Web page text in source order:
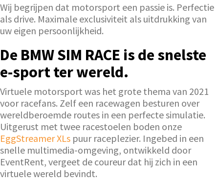
Wij begrijpen dat motorsport een passie is. Perfectie
als drive. Maximale exclusiviteit als uitdrukking van
uw eigen persoonlijkheid.
De BMW SIM RACE is de snelste
e-sport ter wereld.
Virtuele motorsport was het grote thema van 2021
voor racefans. Zelf een racewagen besturen over
wereldberoemde routes in een perfecte simulatie.
Uitgerust met twee racestoelen boden onze
EggStreamer XLs puur raceplezier. Ingebed in een
snelle multimedia-omgeving, ontwikkeld door
EventRent, vergeet de coureur dat hij zich in een
virtuele wereld bevindt.